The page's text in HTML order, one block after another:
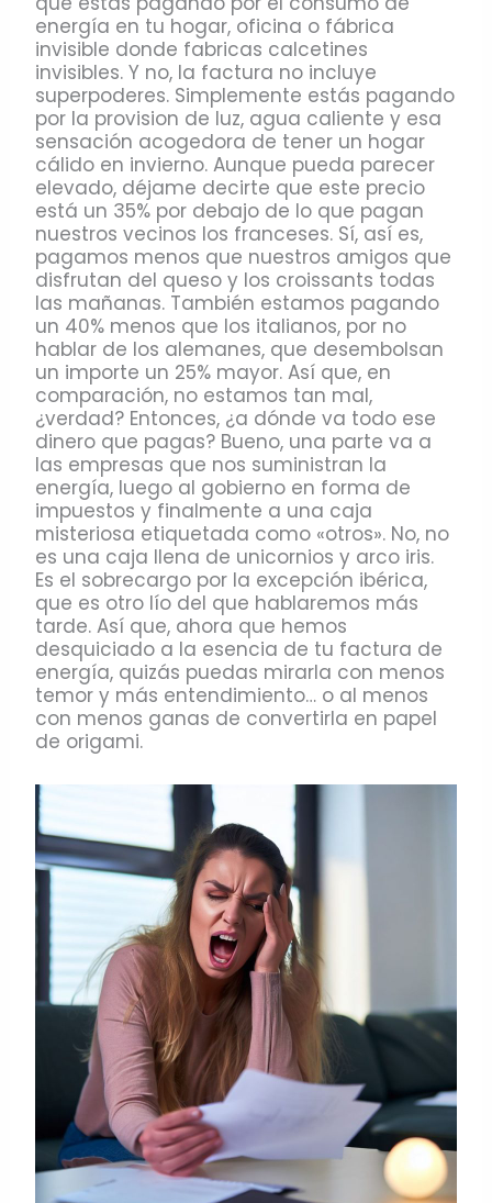
energía en tu hogar, oficina o fábrica
invisible donde fabricas calcetines
invisibles. Y no, la factura no incluye
superpoderes. Simplemente estás pagando
por la provision de luz, agua caliente y esa
sensación acogedora de tener un hogar
cálido en invierno. Aunque pueda parecer
elevado, déjame decirte que este precio
está un 35% por debajo de lo que pagan
nuestros vecinos los franceses. Sí, así es,
pagamos menos que nuestros amigos que
disfrutan del queso y los croissants todas
las mañanas. También estamos pagando
un 40% menos que los italianos, por no
hablar de los alemanes, que desembolsan
un importe un 25% mayor. Así que, en
comparación, no estamos tan mal,
¿verdad? Entonces, ¿a dónde va todo ese
dinero que pagas? Bueno, una parte va a
las empresas que nos suministran la
energía, luego al gobierno en forma de
impuestos y finalmente a una caja
misteriosa etiquetada como «otros». No, no
es una caja llena de unicornios y arco iris.
Es el sobrecargo por la excepción ibérica,
que es otro lío del que hablaremos más
tarde. Así que, ahora que hemos
desquiciado a la esencia de tu factura de
energía, quizás puedas mirarla con menos
temor y más entendimiento… o al menos
con menos ganas de convertirla en papel
de origami.